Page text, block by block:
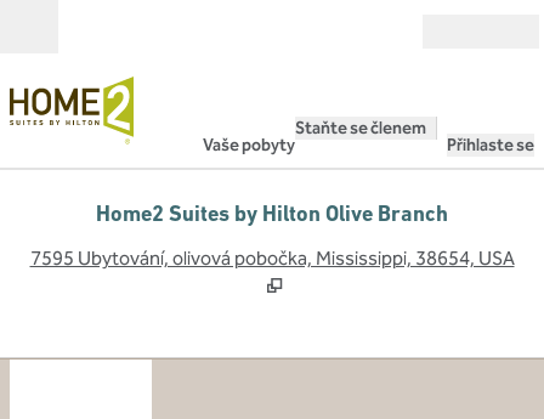
Vaše pobyty
Staňte se členem
Přihlaste se
Home2 Suites by Hilton Olive Branch
7595 Ubytování, olivová pobočka, Mississippi, 38654, USA